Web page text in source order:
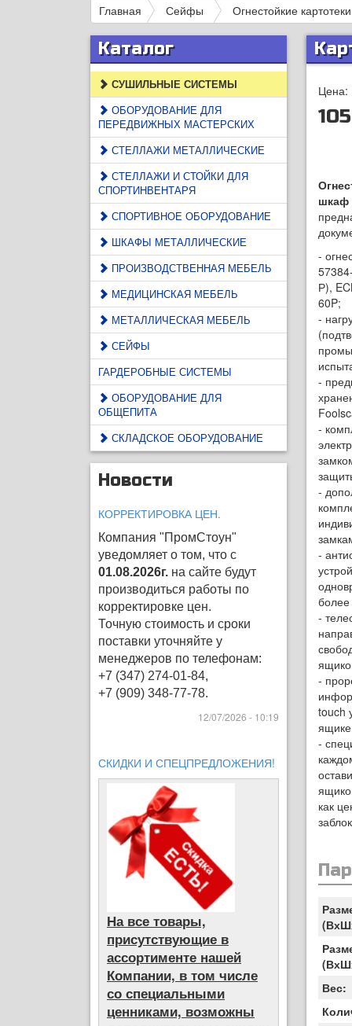
Главная Сейфы Огнестойкие картотеки
Каталог
СУШИЛЬНЫЕ СИСТЕМЫ
ОБОРУДОВАНИЕ ДЛЯ
ПЕРЕДВИЖНЫХ МАСТЕРСКИХ
СТЕЛЛАЖИ МЕТАЛЛИЧЕСКИЕ
СТЕЛЛАЖИ И СТОЙКИ ДЛЯ
СПОРТИНВЕНТАРЯ
СПОРТИВНОЕ ОБОРУДОВАНИЕ
ШКАФЫ МЕТАЛЛИЧЕСКИЕ
ПРОИЗВОДСТВЕННАЯ МЕБЕЛЬ
МЕДИЦИНСКАЯ МЕБЕЛЬ
МЕТАЛЛИЧЕСКАЯ МЕБЕЛЬ
СЕЙФЫ
ГАРДЕРОБНЫЕ СИСТЕМЫ
ОБОРУДОВАНИЕ ДЛЯ
ОБЩЕПИТА
СКЛАДСКОЕ ОБОРУДОВАНИЕ
Новости
КОРРЕКТИРОВКА ЦЕН.
Компания "ПромСтоун"
уведомляет о том, что с
01.08.2026г. на сайте будут
производиться работы по
корректировке цен.
Точную стоимость и сроки
поставки уточняйте у
менеджеров по телефонам:
+7 (347) 274-01-84,
+7 (909) 348-77-78.
12/07/2026 - 10:19
СКИДКИ И СПЕЦПРЕДЛОЖЕНИЯ!
На все товары,
присутствующие в
ассортименте нашей
Компании, в том числе
со специальными
ценниками, возможны
Цена:
шкаф
-
Р),
60P;
-
-
-
-
-
-
-
touch
-
как
Вес: